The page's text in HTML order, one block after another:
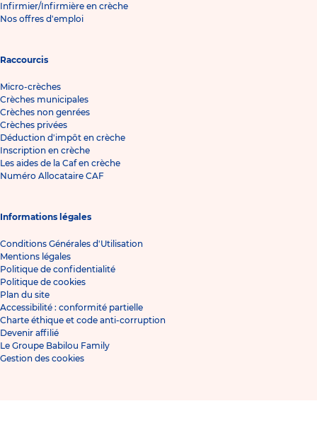
Infirmier/Infirmière en crèche
Nos offres d'emploi
Raccourcis
Micro-crèches
Crèches municipales
Crèches non genrées
Crèches privées
Déduction d'impôt en crèche
Inscription en crèche
Les aides de la Caf en crèche
Numéro Allocataire CAF
Informations légales
Conditions Générales d'Utilisation
Mentions légales
Politique de confidentialité
Politique de cookies
Plan du site
Accessibilité : conformité partielle
Charte éthique et code anti-corruption
Devenir affilié
Le Groupe Babilou Family
Gestion des cookies